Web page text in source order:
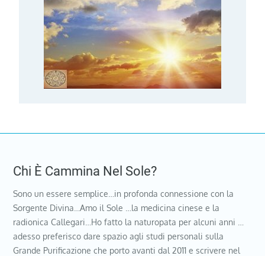
Chi È Cammina Nel Sole?
Sono un essere semplice…in profonda connessione con la
Sorgente Divina…Amo il Sole …la medicina cinese e la
radionica Callegari…Ho fatto la naturopata per alcuni anni …
adesso preferisco dare spazio agli studi personali sulla
Grande Purificazione che porto avanti dal 2011 e scrivere nel